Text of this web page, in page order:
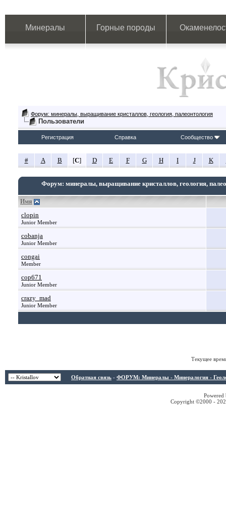
Минералы Горные породы
Форум: минералы, выращивание кристаллов, геология, палеонтология
Пользователи
Регистрация Справка Сообщество
# A B [C] D E F G H I J K
Форум: минералы, выращивание кристаллов, геология,
Имя
clopin
Junior Member
cobanja
Junior Member
congai
Member
cop671
Junior Member
crazy_mad
Junior Member
Текущее
Обратная связь - ФОРУМ: Минералы - Минералогия -
Copyright ©2000 -